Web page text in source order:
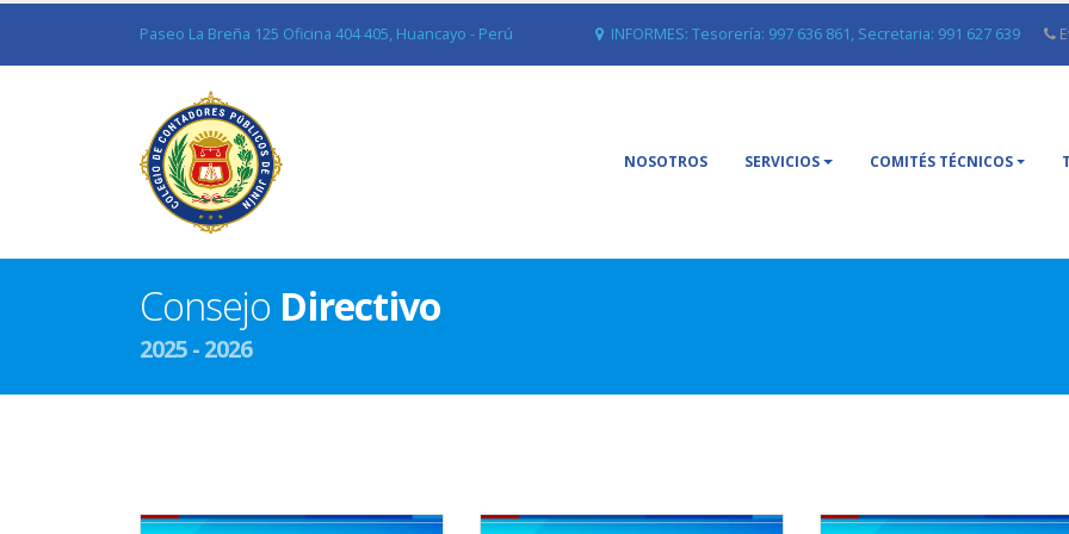
Paseo La Breña 125 Oficina 404 405, Huancayo - Perú INFORMES: Tesorería: 997 636 861, Secretaria: 991 627 639
NOSOTROS SERVICIOS COMITÉS TÉCNICOS
Consejo Directivo
2025 - 2026